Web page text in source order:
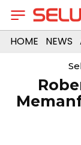
HOME NEWS